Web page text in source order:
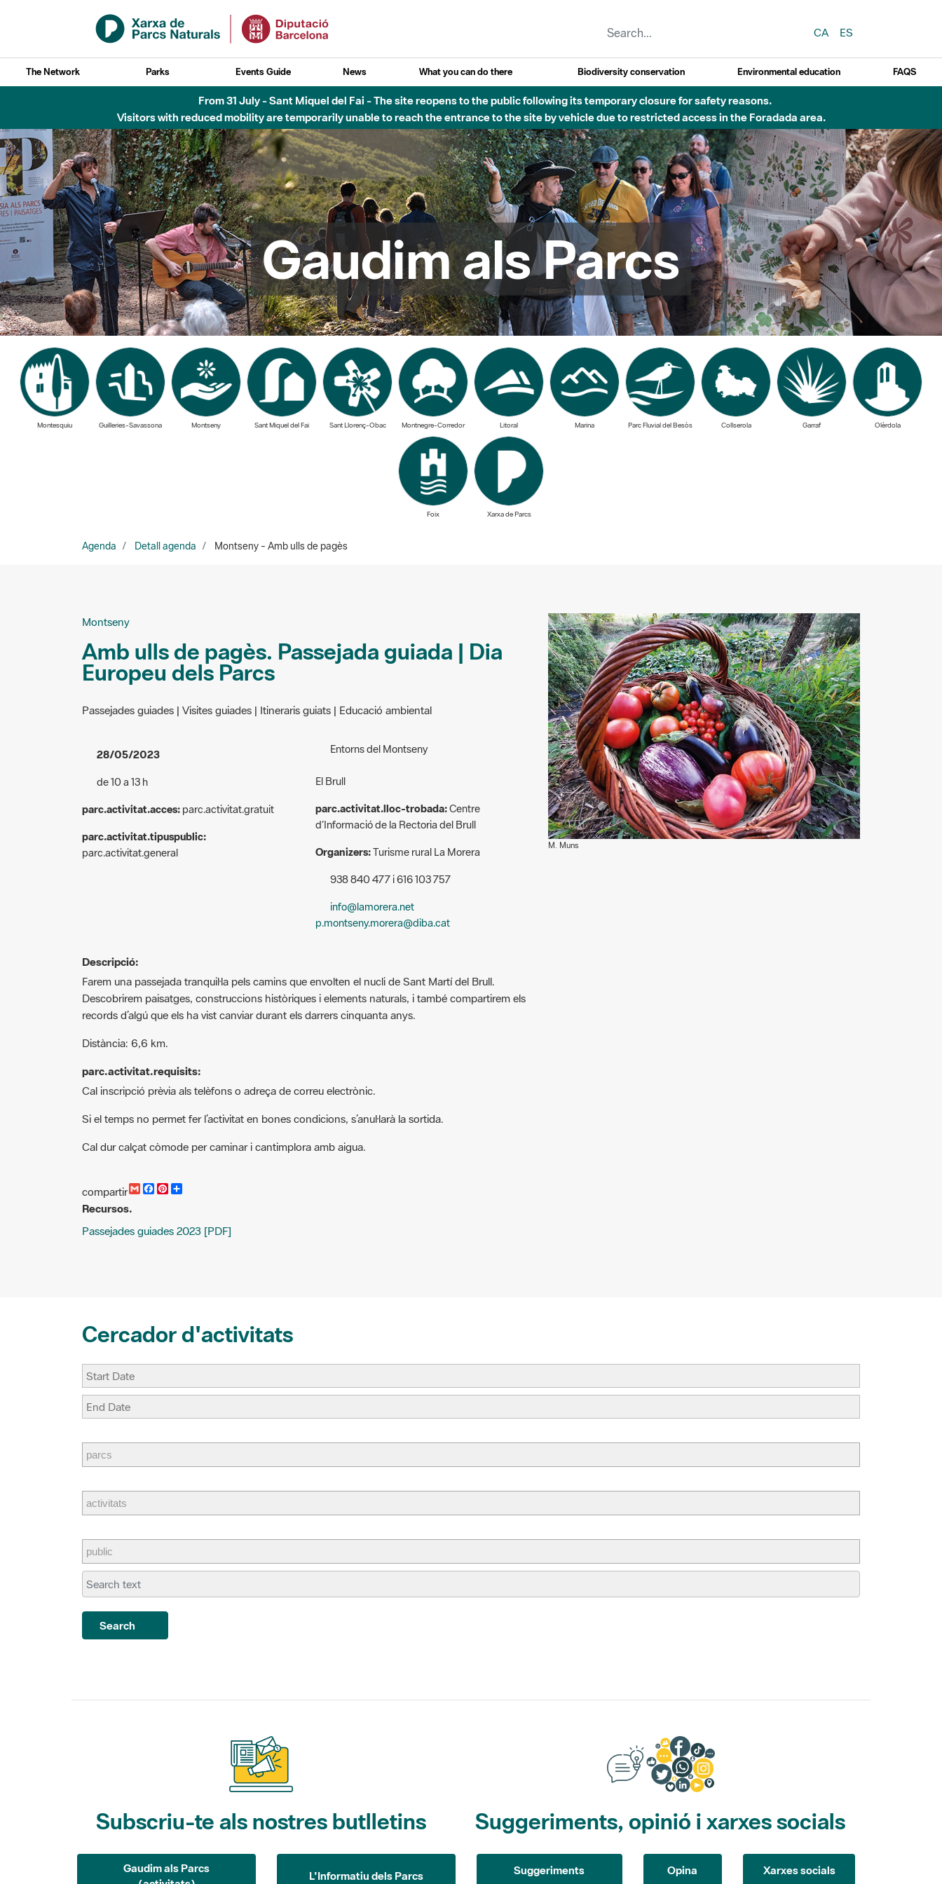
Skip to Main Content
CA
ES
The Network Parks Events Guide News What you can do there Biodiversity conservation Environmental education FAQS
6 d'agost - Parc Fluvial Besòs - Activació de la Fase d'Alerta del Parc Fluvial del Besòs per pluges intenses.
Tancats els accessos al Parc.
Gaudim als Parcs
Montesquiu Guilleries-Savassona Montseny Sant Miquel del Fai Sant Llorenç-Obac Montnegre-Corredor Litoral Marina Parc Fluvial del Besòs Collserola Garraf Olèrdola
Foix Xarxa de Parcs
Agenda Detall agenda Montseny - Amb ulls de pagès
Montseny
Amb ulls de pagès. Passejada guiada | Dia
Europeu dels Parcs
Passejades guiades | Visites guiades | Itineraris guiats | Educació ambiental
28/05/2023
de 10 a 13 h
parc.activitat.acces: parc.activitat.gratuit
parc.activitat.tipuspublic:
parc.activitat.general
Entorns del Montseny
El Brull
parc.activitat.lloc-trobada:Centre
d’Informació de la Rectoria del Brull
Organizers:Turisme rural La Morera
938 840 477 i 616 103 757
info@lamorera.net
p.montseny.morera@diba.cat
M. Muns
Descripció:
Farem una passejada tranquil·la pels camins que envolten el nucli de Sant Martí del Brull.
Descobrirem paisatges, construccions històriques i elements naturals, i també compartirem els
records d’algú que els ha vist canviar durant els darrers cinquanta anys.
Distància: 6,6 km.
parc.activitat.requisits:
Cal inscripció prèvia als telèfons o adreça de correu electrònic.
Si el temps no permet fer l’activitat en bones condicions, s’anul·larà la sortida.
Cal dur calçat còmode per caminar i cantimplora amb aigua.
compartir
G
l
F
b
P
e a
Recursos.
Passejades guiades 2023 [PDF]
Cercador d'activitats
Search
Subscriu-te als nostres butlletins
Gaudim als Parcs
L'Informatiu dels Parcs
Suggeriments, opinió i xarxes socials
Suggeriments Opina Xarxes socials